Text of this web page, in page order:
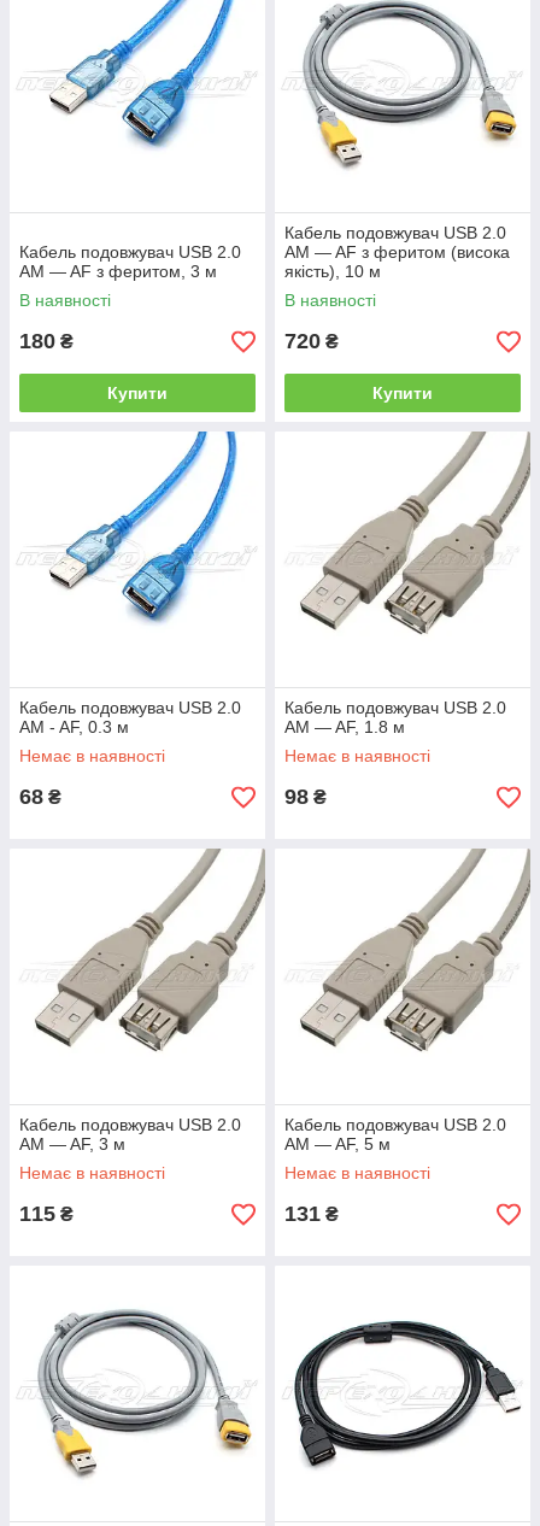
Кабель подовжувач USB 2.0
AM — AF з феритом, 3 м
В наявності
180 ₴
Купити
Кабель подовжувач USB 2.0
AM — AF з феритом (висока
якість), 10 м
В наявності
720 ₴
Купити
Кабель подовжувач USB 2.0
AM - AF, 0.3 м
Немає в наявності
68 ₴
Кабель подовжувач USB 2.0
AM — AF, 1.8 м
Немає в наявності
98 ₴
Кабель подовжувач USB 2.0
AM — AF, 3 м
Немає в наявності
115 ₴
Кабель подовжувач USB 2.0
AM — AF, 5 м
Немає в наявності
131 ₴